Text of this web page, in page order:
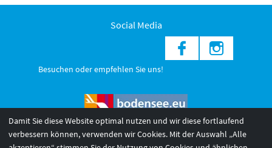
Social Media
Besuchen oder empfehlen Sie uns!
Damit Sie diese Website optimal nutzen und wir diese fortlaufend
verbessern können, verwenden wir Cookies. Mit der Auswahl „Alle